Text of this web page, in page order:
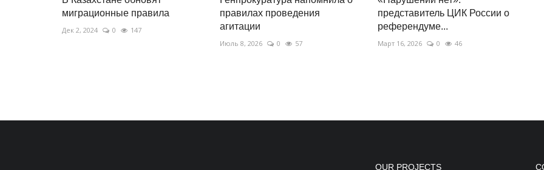
миграционные правила
Дек 2, 2024 0 147
правилах проведения
агитации
Июль 8, 2026 0 57
представитель ЦИК России о
референдуме...
Март 16, 2026 0 46
OUR PROJECTS